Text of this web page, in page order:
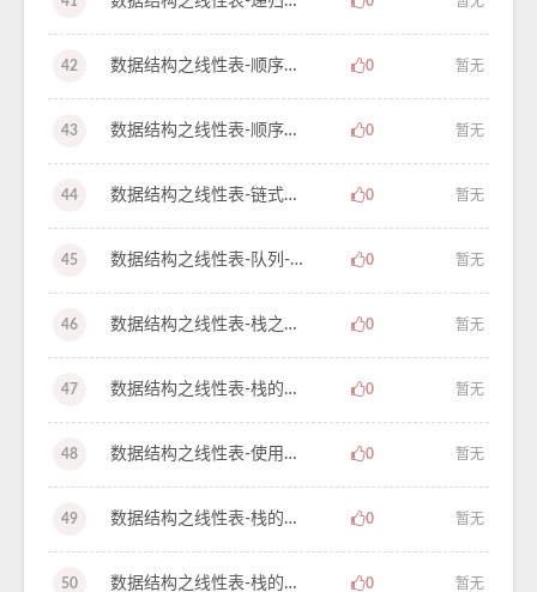
42 数据结构之线性表-顺序存储结构的队列-学习笔记-38 0 暂无
43 数据结构之线性表-顺序存储结构的队列-学习笔记-37 0 暂无
44 数据结构之线性表-链式存储结构的队列操作-学习笔记-36 0 暂无
45 数据结构之线性表-队列-学习笔记-35 0 暂无
46 数据结构之线性表-栈之逆波兰表示法-学习笔记-34 0 暂无
47 数据结构之线性表-栈的链式存储结构-学习笔记-33 0 暂无
48 数据结构之线性表-使用栈转换二进制数-学习笔记-32 0 暂无
49 数据结构之线性表-栈的清空和销毁-学习笔记-31 0 暂无
50 数据结构之线性表-栈的入栈和出栈-学习笔记-30 0 暂无